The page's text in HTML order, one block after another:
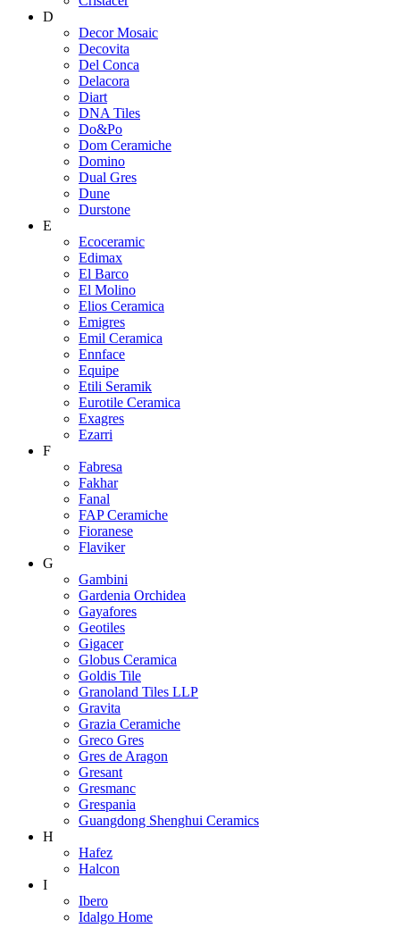
D
Decor Mosaic
Decovita
Del Conca
Delacora
Diart
DNA Tiles
Do&Po
Dom Ceramiche
Domino
Dual Gres
Dune
Durstone
E
Ecoceramic
Edimax
El Barco
El Molino
Elios Ceramica
Emigres
Emil Ceramica
Ennface
Equipe
Etili Seramik
Eurotile Ceramica
Exagres
Ezarri
F
Fabresa
Fakhar
Fanal
FAP Ceramiche
Fioranese
Flaviker
G
Gambini
Gardenia Orchidea
Gayafores
Geotiles
Gigacer
Globus Ceramica
Goldis Tile
Granoland Tiles LLP
Gravita
Grazia Ceramiche
Greco Gres
Gres de Aragon
Gresant
Gresmanc
Grespania
Guangdong Shenghui Ceramics
H
Hafez
Halcon
I
Ibero
Idalgo Home